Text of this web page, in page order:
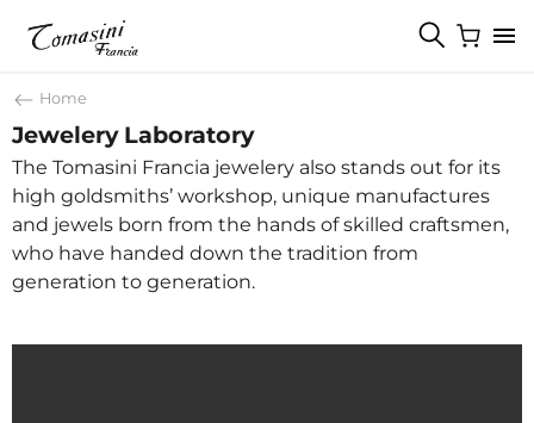
Home
Jewelery Laboratory
The Tomasini Francia jewelery also stands out for its
high goldsmiths’ workshop, unique manufactures
and jewels born from the hands of skilled craftsmen,
who have handed down the tradition from
generation to generation.